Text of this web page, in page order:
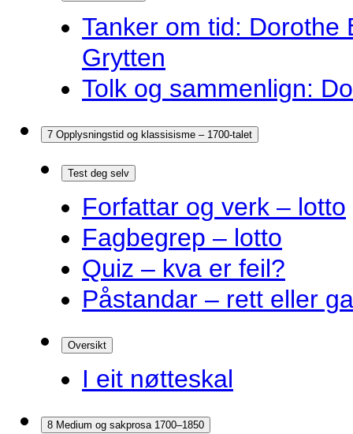
Tanker om tid: Dorothe
Grytten
Tolk og sammenlign:
7 Opplysningstid og klassisisme – 1700-talet
Test deg selv
Forfattar og verk – lotto
Fagbegrep – lotto
Quiz – kva er feil?
Påstandar – rett eller
Oversikt
I eit nøtteskal
8 Medium og sakprosa 1700–1850